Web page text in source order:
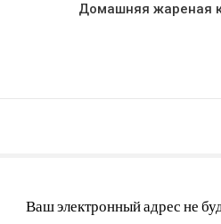
Домашняя жареная
Ваш электронный адрес не